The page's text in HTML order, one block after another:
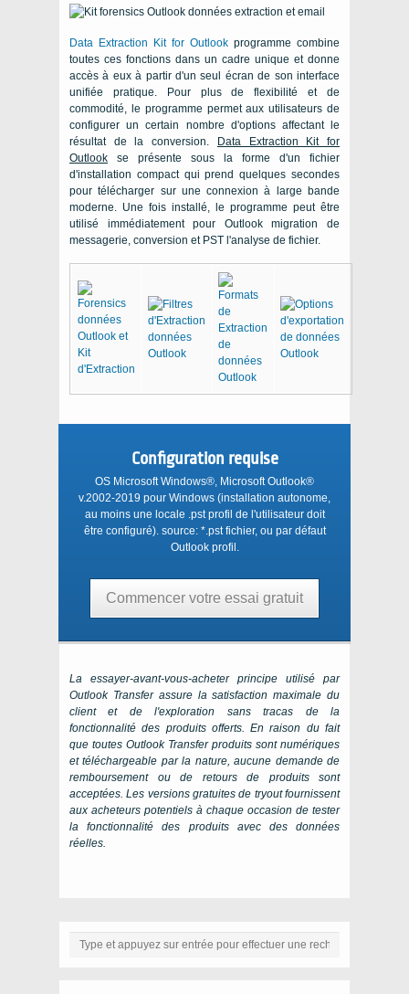
Data Extraction Kit for Outlook programme combine
toutes ces fonctions dans un cadre unique et donne
accès à eux à partir d'un seul écran de son interface
unifiée pratique. Pour plus de flexibilité et de
commodité, le programme permet aux utilisateurs de
configurer un certain nombre d'options affectant le
résultat de la conversion.
Data Extraction Kit for
Outlook se présente sous la forme d'un fichier
d'installation compact qui prend quelques secondes
pour télécharger sur une connexion à large bande
moderne. Une fois installé, le programme peut être
utilisé immédiatement pour Outlookmigration de
messagerie, conversion et PST l'analyse de fichier.
Configuration requise
OS Microsoft Windows®, Microsoft Outlook®
v.2002-2019 pour Windows (installation autonome,
au moins une locale .pstprofil de l'utilisateur doit
être configuré). source: *.pstfichier, ou par défaut
Outlookprofil.
Commencer votre essai gratuit
La essayer-avant-vous-acheter principe utilisé par
Outlook Transferassure la satisfaction maximale du
client et de l'exploration sans tracas de la
fonctionnalité des produits offerts. En raison du fait
que toutes Outlook Transferproduits sont numériques
et téléchargeable par la nature, aucune demande de
remboursement ou de retours de produits sont
acceptées. Les versions gratuites de tryout fournissent
aux acheteurs potentiels à chaque occasion de tester
la fonctionnalité des produits avec des données
réelles.